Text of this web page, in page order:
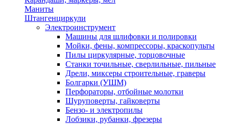
Маниты
Штангенциркули
Электроинструмент
Машины для шлифовки и полировки
Мойки, фены, компрессоры, краскопульты
Пилы циркулярные, торцовочные
Станки точильные, сверлильные, пильные
Дрели, миксеры строительные, граверы
Болгарки (УШМ)
Перфораторы, отбойные молотки
Шуруповерты, гайковерты
Бензо- и электропилы
Лобзики, рубанки, фрезеры